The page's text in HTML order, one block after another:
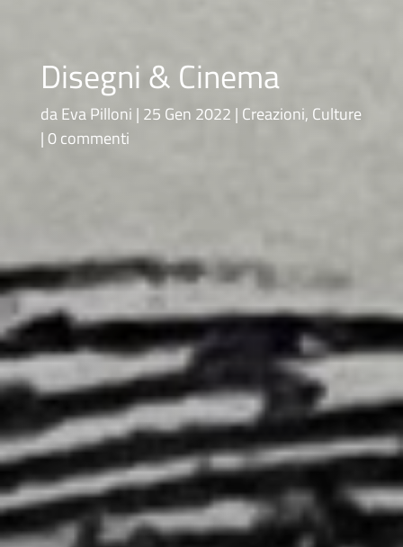
Disegni & Cinema
daEva Pilloni 25 Gen 2022 Creazioni, Culture
0 commenti